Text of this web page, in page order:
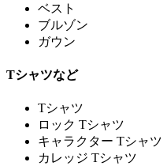
ベスト
ブルゾン
ガウン
Tシャツなど
Tシャツ
ロック Tシャツ
キャラクター Tシャツ
カレッジ Tシャツ